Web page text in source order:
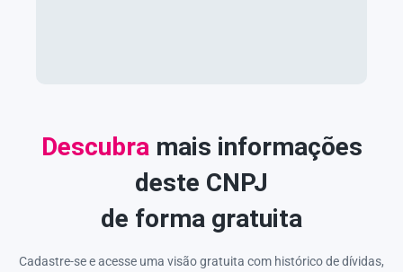
Descubramais informações
deste CNPJ
de forma gratuita
Cadastre-se e acesse uma visão gratuita com histórico de dívidas,